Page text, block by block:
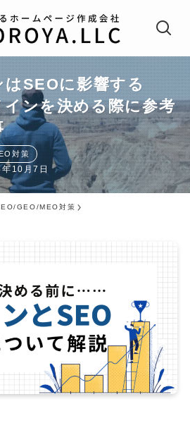
はSEOに影響する
インを決める際に参考
対策
10月7日
GEO/MEO対策